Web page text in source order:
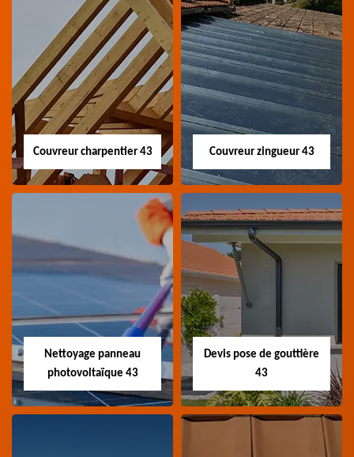
Couvreur charpentier 43
Couvreur
charpentier 43
Artisan couvreur
charpentier 43 Haute-
Couvreur zingueur 43
Couvreur zingueur
Artisan couvreur
zingueur 43 Haute-Loire
Nettoyage panneau
photovoltaïque 43
Devis pose de gouttière
43